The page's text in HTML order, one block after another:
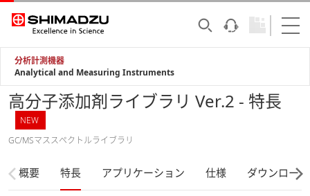
分析計測機器
Analytical and Measuring Instruments
高分子添加剤ライブラリ Ver.2 - 特長
NEW
GC/MSマススペクトルライブラリ
概要 特長 アプリケーション 仕様 ダウンロード